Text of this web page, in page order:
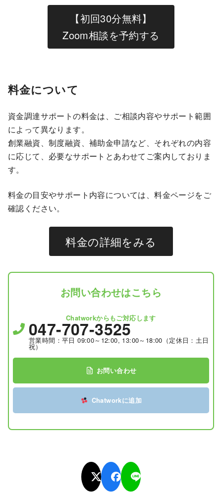
【初回30分無料】
Zoom相談を予約する
料金について
資金調達サポートの料金は、ご相談内容やサポート範囲
によって異なります。
創業融資、制度融資、補助金申請など、それぞれの内容
に応じて、必要なサポートとあわせてご案内しておりま
す。
料金の目安やサポート内容については、料金ページをご
確認ください。
料金の詳細をみる
お問い合わせはこちら
Chatworkからもご対応します
047-707-3525
営業時間：平日 09:00～12:00, 13:00～18:00（定休日：土日
祝）
お問い合わせ
Chatworkに追加